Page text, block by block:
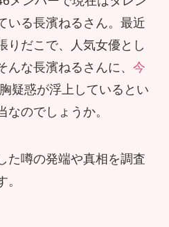
いる長濱ねるさん。最近
りだこで、人気女優とし
な長濱ねるさんに、 今
疑惑が浮上しているとい
なのでしょうか。
た噂の発端や真相を調査